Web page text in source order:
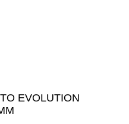
EVOLUTION